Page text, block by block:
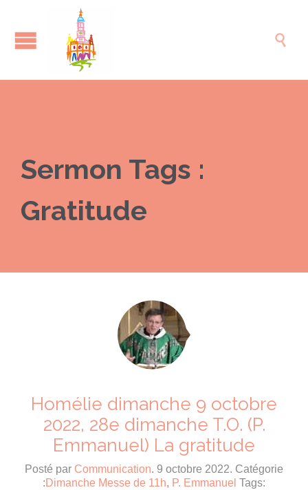

Sermon Tags :
Gratitude
Homélie dimanche 9 octobre
2022, 28e dimanche T.O. (P.
Emmanuel) La gratitude
Posté par Communication. 9 octobre 2022. Catégorie
: Dimanche Messe de 11h, P. Emmanuel Tags: